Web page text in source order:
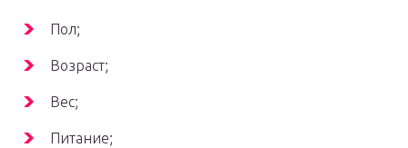
Пол;
Возраст;
Вес;
Питание;